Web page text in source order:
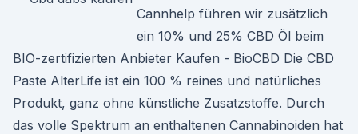
Cannhelp führen wir zusätzlich
ein 10% und 25% CBD Öl beim
BIO-zertifizierten Anbieter Kaufen - BioCBD Die CBD
Paste AlterLife ist ein 100 % reines und natürliches
Produkt, ganz ohne künstliche Zusatzstoffe. Durch
das volle Spektrum an enthaltenen Cannabinoiden hat